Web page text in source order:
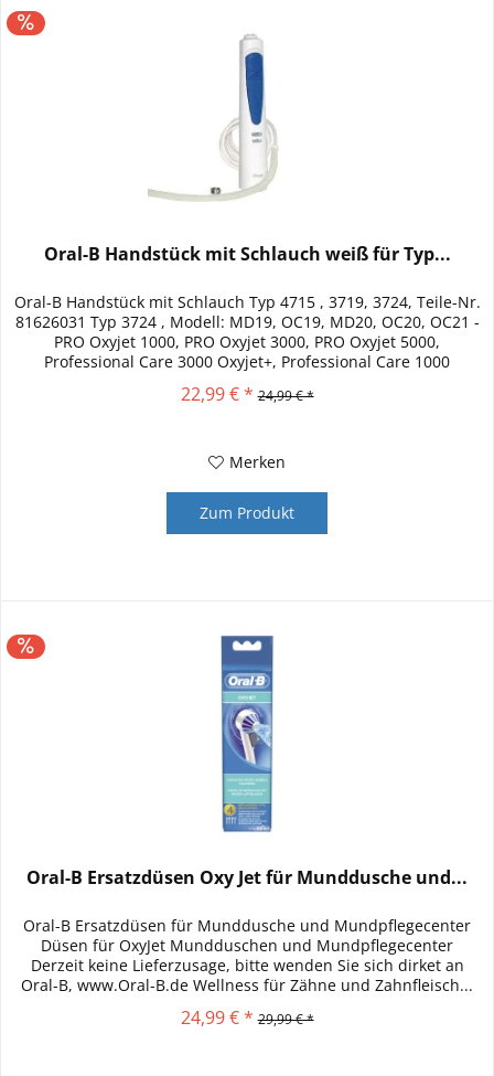
Oral-B Handstück mit Schlauch weiß für Typ...
Oral-B Handstück mit Schlauch Typ 4715 , 3719, 3724, Teile-Nr.
81626031 Typ 3724 , Modell: MD19, OC19, MD20, OC20, OC21 -
PRO Oxyjet 1000, PRO Oxyjet 3000, PRO Oxyjet 5000,
Professional Care 3000 Oxyjet+, Professional Care 1000
22,99 € * 24,99 € *
Merken
Zum Produkt
Oral-B Ersatzdüsen Oxy Jet für Munddusche und...
Oral-B Ersatzdüsen für Munddusche und Mundpflegecenter
Düsen für OxyJet Mundduschen und Mundpflegecenter
Derzeit keine Lieferzusage, bitte wenden Sie sich dirket an
Oral-B, www.Oral-B.de Wellness für Zähne und Zahnfleisch...
24,99 € * 29,99 € *